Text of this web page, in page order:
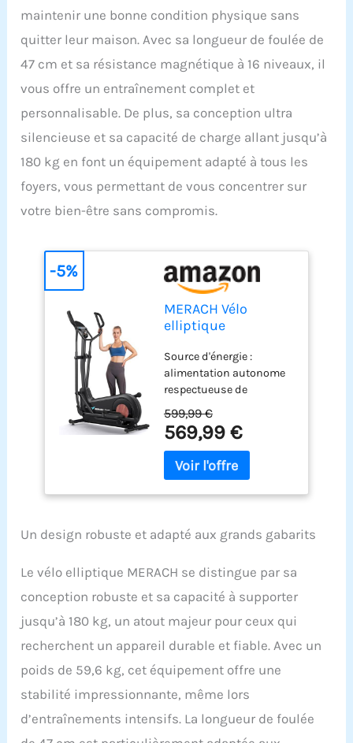
maintenir une bonne condition physique sans
quitter leur maison. Avec sa longueur de foulée de
47 cm et sa résistance magnétique à 16 niveaux, il
vous offre un entraînement complet et
personnalisable. De plus, sa conception ultra
silencieuse et sa capacité de charge allant jusqu’à
180 kg en font un équipement adapté à tous les
foyers, vous permettant de vous concentrer sur
votre bien-être sans compromis.
MERACH Vélo
elliptique
l'environnement
pour la Maison avec
Une Longueur de
Pas de 47 cm, Auto-
générateur Ultra
Silencieux avec
résistance
magnétique, 16
Niveaux,
Source d'énergie :
alimentation autonome
respectueuse de
l'environnement : le vélo
elliptique E27B1 génère
son énergie entièrement
lui-même, sans prise de
courant ni câble. Profitez
moment économe en
l'environnement.
Résistance : 16 niveaux
de résistance
magnétique automatique
: équipé de 16 niveaux
finement gradués qui
s'adaptent
automatiquement à votre
cours dans l'application
MERACH ou Kinomap. Ce
vélo elliptique intelligent
599,99 €
569,99 €
-5%
Un design robuste et adapté aux grands gabarits
Le vélo elliptique MERACH se distingue par sa
conception robuste et sa capacité à supporter
jusqu’à 180 kg, un atout majeur pour ceux qui
recherchent un appareil durable et fiable. Avec un
poids de 59,6 kg, cet équipement offre une
stabilité impressionnante, même lors
d’entraînements intensifs. La longueur de foulée